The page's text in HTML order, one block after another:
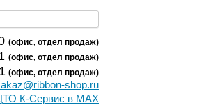
(офис, отдел продаж)
(офис, отдел продаж)
(офис, отдел продаж)
shop.ru
К-Сервис в MAX